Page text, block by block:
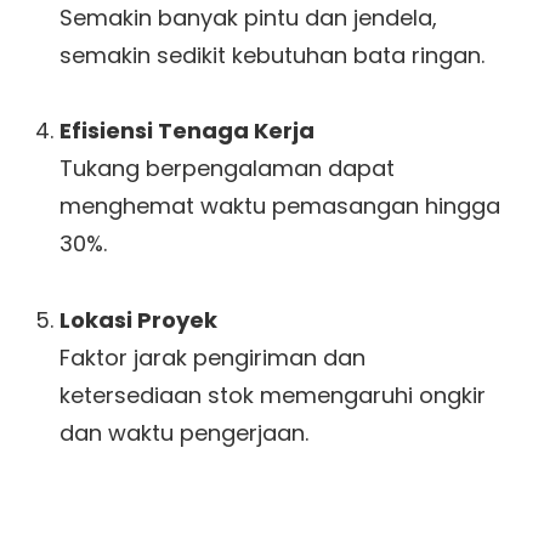
Semakin banyak pintu dan jendela,
semakin sedikit kebutuhan bata ringan.
Efisiensi Tenaga Kerja
Tukang berpengalaman dapat
menghemat waktu pemasangan hingga
30%.
Lokasi Proyek
Faktor jarak pengiriman dan
ketersediaan stok memengaruhi ongkir
dan waktu pengerjaan.